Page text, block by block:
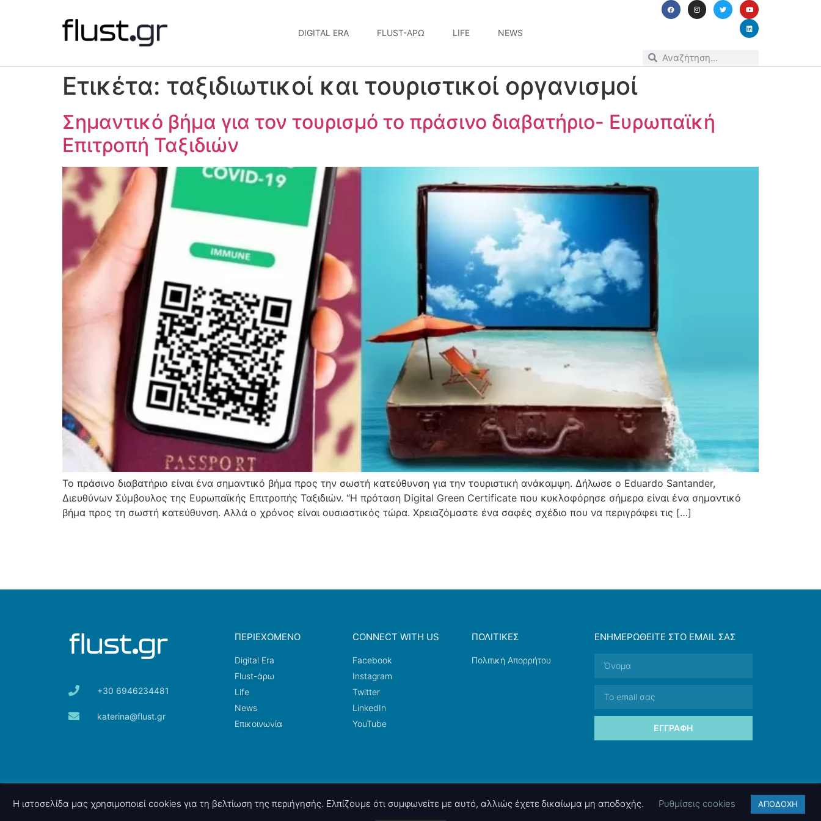
DIGITAL ERA FLUST-ΆΡΩ LIFE NEWS
Ετικέτα: ταξιδιωτικοί και τουριστικοί οργανισμοί
Σημαντικό βήμα για τον τουρισμό το πράσινο διαβατήριο- Ευρωπαϊκή
Επιτροπή Ταξιδιών
Το πράσινο διαβατήριο είναι ένα σημαντικό βήμα προς την σωστή κατεύθυνση για την τουριστική ανάκαμψη. Δήλωσε ο Eduardo Santander,
Διευθύνων Σύμβουλος της Ευρωπαϊκής Επιτροπής Ταξιδιών. “Η πρόταση Digital Green Certificate που κυκλοφόρησε σήμερα είναι ένα σημαντικό
βήμα προς τη σωστή κατεύθυνση. Αλλά ο χρόνος είναι ουσιαστικός τώρα. Χρειαζόμαστε ένα σαφές σχέδιο που να περιγράφει τις […]
+30 6946234481
katerina@flust.gr
ΠΕΡΙΕΧΟΜΕΝΟ
Digital Era
Flust-άρω
Life
News
Επικοινωνία
CONNECT WITH US
Facebook
Instagram
Twitter
LinkedIn
YouTube
ΠΟΛΙΤΙΚΕΣ
Πολιτική Απορρήτου
ΕΝΗΜΕΡΩΘΕΊΤΕ ΣΤΟ EMAIL ΣΑΣ
ΕΓΓΡΑΦΉ
© 2026 nettings, ltd. All rights reserved.
Η ιστοσελίδα μας χρησιμοποιεί cookies για τη βελτίωση της περιήγησής. Ελπίζουμε ότι συμφωνείτε με αυτό, αλλιώς έχετε δικαίωμα μη αποδοχής. Ρυθμίσεις cookies ΑΠΟΔΟΧΗ